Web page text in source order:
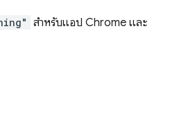
สำหรับแอป Chrome และ